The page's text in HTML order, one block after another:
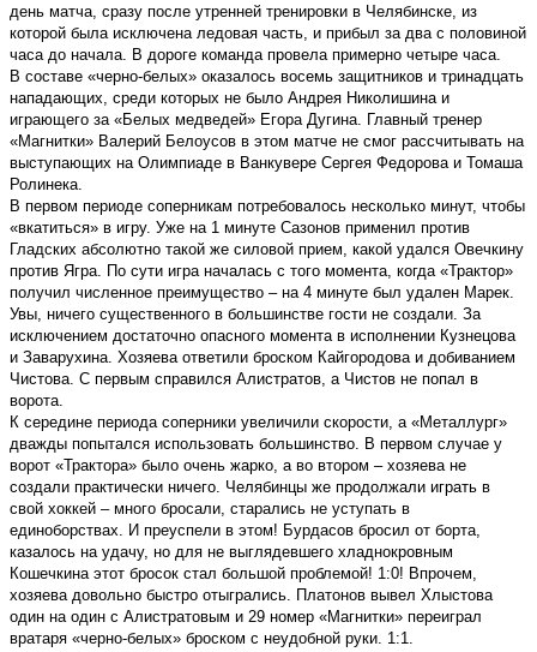
день матча, сразу после утренней тренировки в Челябинске, из
которой была исключена ледовая часть, и прибыл за два с половиной
часа до начала. В дороге команда провела примерно четыре часа.
В составе «черно-белых» оказалось восемь защитников и тринадцать
нападающих, среди которых не было Андрея Николишина и
играющего за «Белых медведей» Егора Дугина. Главный тренер
«Магнитки» Валерий Белоусов в этом матче не смог рассчитывать на
выступающих на Олимпиаде в Ванкувере Сергея Федорова и Томаша
Ролинека.
В первом периоде соперникам потребовалось несколько минут, чтобы
«вкатиться» в игру. Уже на 1 минуте Сазонов применил против
Гладских абсолютно такой же силовой прием, какой удался Овечкину
против Ягра. По сути игра началась с того момента, когда «Трактор»
получил численное преимущество – на 4 минуте был удален Марек.
Увы, ничего существенного в большинстве гости не создали. За
исключением достаточно опасного момента в исполнении Кузнецова
и Заварухина. Хозяева ответили броском Кайгородова и добиванием
Чистова. С первым справился Алистратов, а Чистов не попал в
ворота.
К середине периода соперники увеличили скорости, а «Металлург»
дважды попытался использовать большинство. В первом случае у
ворот «Трактора» было очень жарко, а во втором – хозяева не
создали практически ничего. Челябинцы же продолжали играть в
свой хоккей – много бросали, старались не уступать в
единоборствах. И преуспели в этом! Бурдасов бросил от борта,
казалось на удачу, но для не выглядевшего хладнокровным
Кошечкина этот бросок стал большой проблемой! 1:0! Впрочем,
хозяева довольно быстро отыгрались. Платонов вывел Хлыстова
один на один с Алистратовым и 29 номер «Магнитки» переиграл
вратаря «черно-белых» броском с неудобной руки. 1:1.